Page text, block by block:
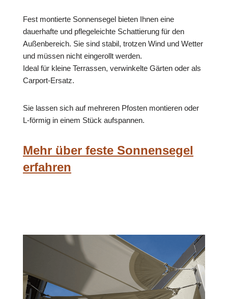
Fest montierte Sonnensegel bieten Ihnen eine
dauerhafte und pflegeleichte Schattierung für den
Außenbereich. Sie sind stabil, trotzen Wind und Wetter
und müssen nicht eingerollt werden.
Ideal für kleine Terrassen, verwinkelte Gärten oder als
Carport-Ersatz.
Sie lassen sich auf mehreren Pfosten montieren oder
L-förmig in einem Stück aufspannen.
Mehr über feste Sonnensegel
erfahren